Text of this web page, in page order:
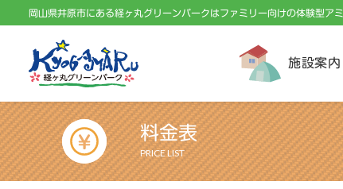
岡山県井原市にある経ヶ丸グリーンパークはファミリー向けの体験型ア
施設案内
料金表
PRICE LIST